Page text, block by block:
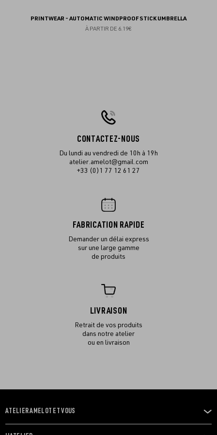
PRINTWEAR - AUTOMATIC WINDPROOF STICK UMBRELLA
À PARTIR DE 6.19€
CONTACTEZ-NOUS
Du lundi au vendredi de 10h à 19h
atelier.amelot@gmail.com
+33 (0)1 77 12 61 27
FABRICATION RAPIDE
Demander un délai express
sur une large gamme
de produits
LIVRAISON
Retrait de vos produits
dans notre atelier
ou en livraison
OUVRIR
LE
ATELIER AMELOT ET VOUS